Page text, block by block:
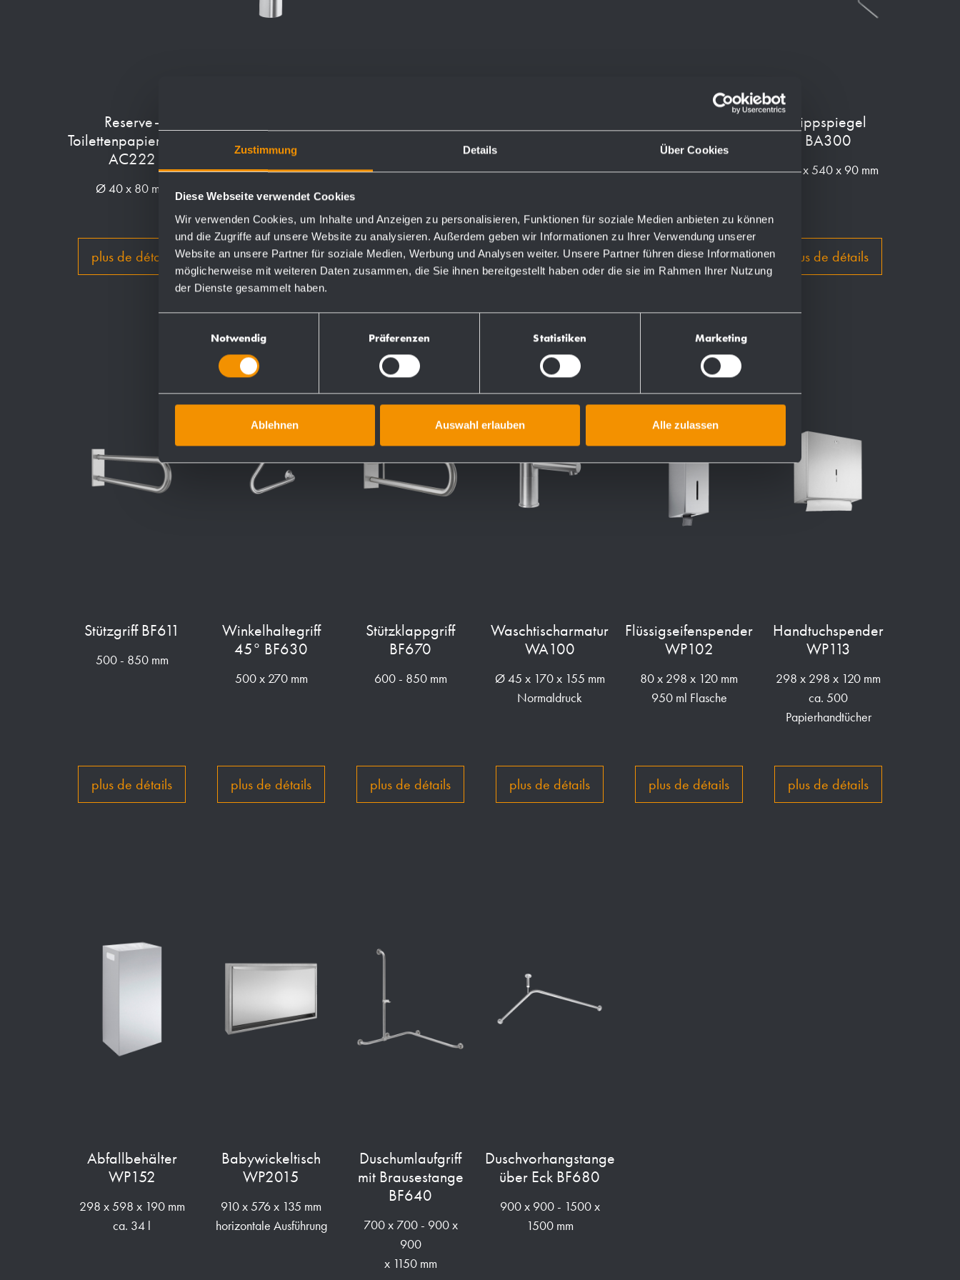
Zustimmung Details Über Cookies
Diese Webseite verwendet Cookies
Wir verwenden Cookies, um Inhalte und Anzeigen zu personalisieren, Funktionen für soziale Medien anbieten zu können
und die Zugriffe auf unsere Website zu analysieren. Außerdem geben wir Informationen zu Ihrer Verwendung unserer
Website an unsere Partner für soziale Medien, Werbung und Analysen weiter. Unsere Partner führen diese Informationen
möglicherweise mit weiteren Daten zusammen, die Sie ihnen bereitgestellt haben oder die sie im Rahmen Ihrer Nutzung
der Dienste gesammelt haben.
Notwendig Präferenzen Statistiken Marketing
Ablehnen Auswahl erlauben Alle zulassen
Reserve-
Toilettenpapierhalter
AC222
Ø 40 x 80 mm
plus de détails
97 x 391 x 129 mm
plus de détails
140 x 60 mm
plus de détails
543 x 180 x 140 mm
plus de détails
gerade BA270
265 x 87 x 123 mm
plus de détails
Kippspiegel
BA300
600 x 540 x 90 mm
plus de détails
Stützgriff BF611
500 - 850 mm
plus de détails
Winkelhaltegriff
45° BF630
500 x 270 mm
plus de détails
Stützklappgriff
BF670
600 - 850 mm
plus de détails
Waschtischarmatur
WA100
Ø 45 x 170 x 155 mm
Normaldruck
plus de détails
Flüssigseifenspender
WP102
80 x 298 x 120 mm
950 ml Flasche
plus de détails
Handtuchspender
WP113
298 x 298 x 120 mm
ca. 500
Papierhandtücher
plus de détails
Abfallbehälter
WP152
298 x 598 x 190 mm
ca. 34 l
Babywickeltisch
WP2015
910 x 576 x 135 mm
horizontale Ausführung
Duschumlaufgriff
mit Brausestange
BF640
700 x 700 - 900 x
900
x 1150 mm
Duschvorhangstange
über Eck BF680
900 x 900 - 1500 x
1500 mm